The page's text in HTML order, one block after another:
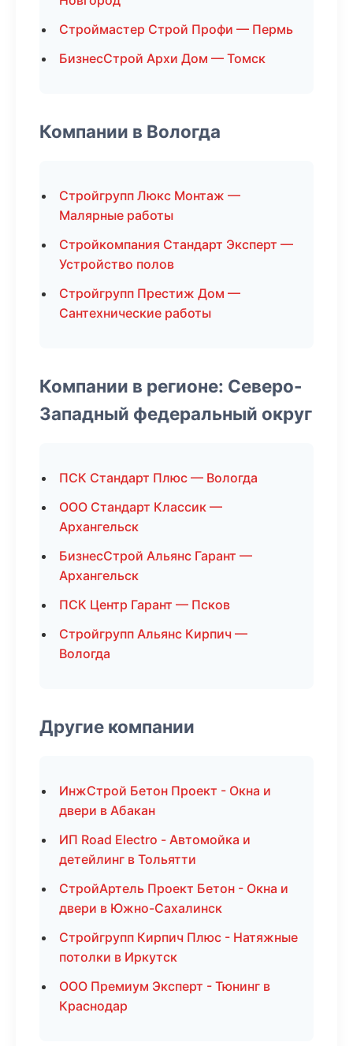
Строймастер Строй Профи — Пермь
БизнесСтрой Архи Дом — Томск
Компании в Вологда
Стройгрупп Люкс Монтаж —
Малярные работы
Стройкомпания Стандарт Эксперт —
Устройство полов
Стройгрупп Престиж Дом —
Сантехнические работы
Компании в регионе: Северо-
Западный федеральный округ
ПСК Стандарт Плюс — Вологда
ООО Стандарт Классик —
Архангельск
БизнесСтрой Альянс Гарант —
Архангельск
ПСК Центр Гарант — Псков
Стройгрупп Альянс Кирпич —
Вологда
Другие компании
ИнжСтрой Бетон Проект - Окна и
двери в Абакан
ИП Road Electro - Автомойка и
детейлинг в Тольятти
СтройАртель Проект Бетон - Окна и
двери в Южно-Сахалинск
Стройгрупп Кирпич Плюс - Натяжные
потолки в Иркутск
ООО Премиум Эксперт - Тюнинг в
Краснодар